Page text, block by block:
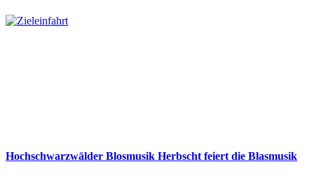
Hochschwarzwälder Blosmusik Herbscht feiert die Blasmusik